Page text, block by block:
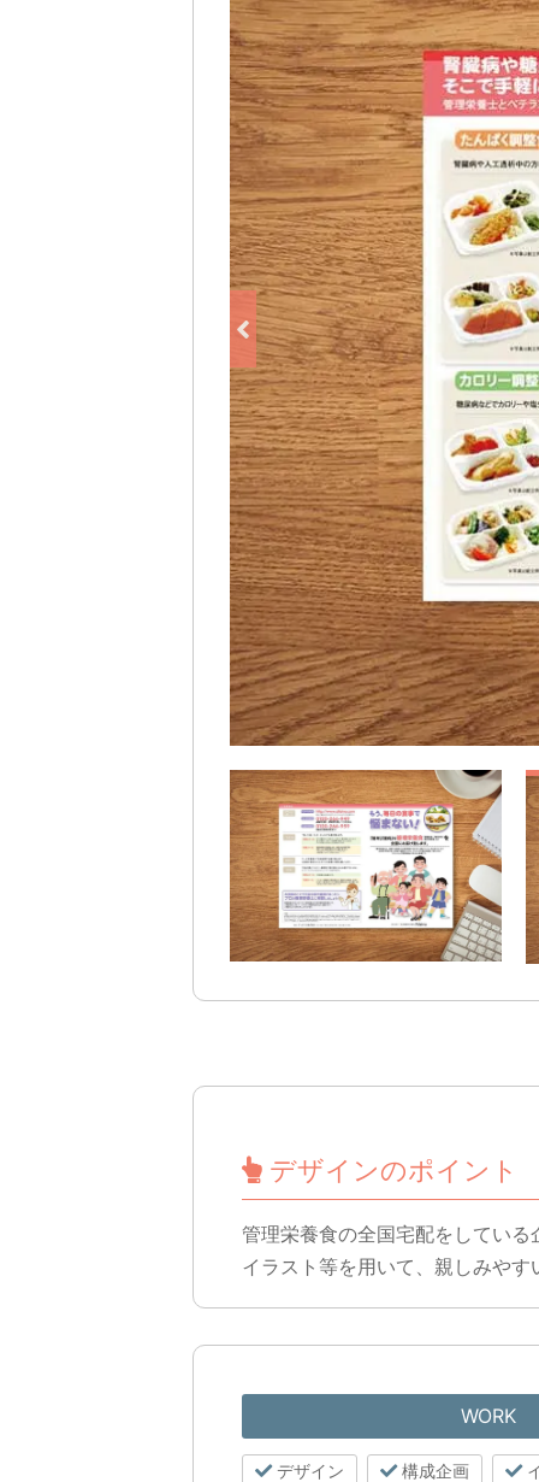
デザインのポイント
管理栄養食の全国宅配をしてい
イラスト等を用いて、親しみや
WORK
デザイン 構成企画